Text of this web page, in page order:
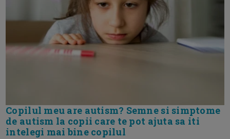
Copilul meu are autism? Semne si simptome
de autism la copii care te pot ajuta sa iti
intelegi mai bine copilul